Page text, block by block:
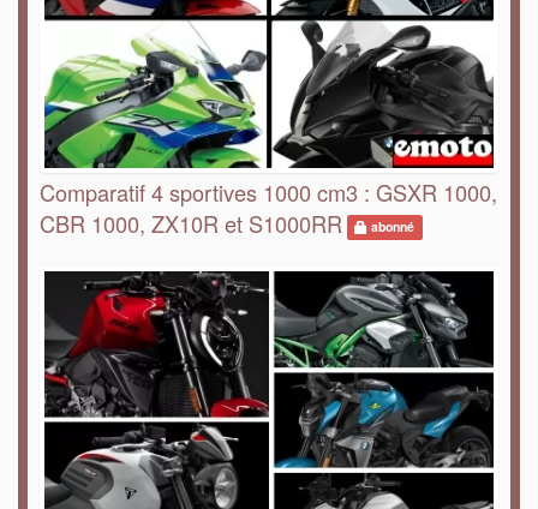
Comparatif 4 sportives 1000 cm3 : GSXR 1000,
CBR 1000, ZX10R et S1000RR
abonné